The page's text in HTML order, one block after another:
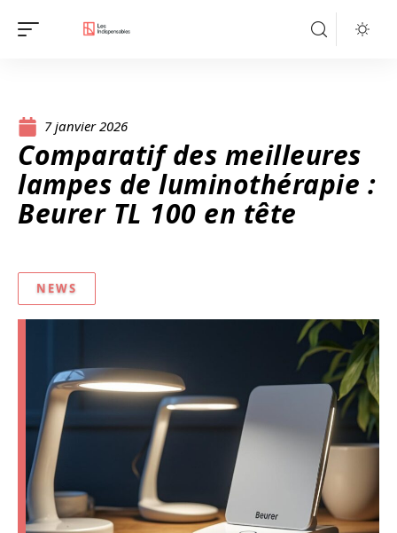
7 janvier 2026
Comparatif des meilleures
lampes de luminothérapie :
Beurer TL 100 en tête
NEWS